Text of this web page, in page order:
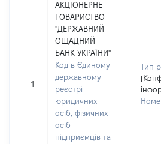
1
АКЦІОНЕРНЕ
ТОВАРИСТВО
"ДЕРЖАВНИЙ
ОЩАДНИЙ
БАНК УКРАЇНИ"
Код в Єдиному
державному
реєстрі
юридичних
осіб, фізичних
осіб –
підприємців та
Тип